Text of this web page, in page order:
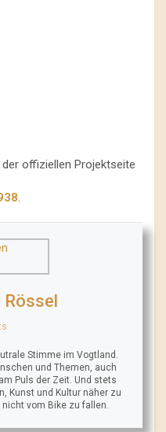
offiziellen Projektseite
.
Stimme im Vogtland.
und Themen, auch
Puls der Zeit. Und stets
Kunst und Kultur näher zu
vom Bike zu fallen.